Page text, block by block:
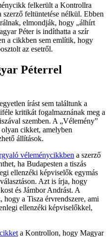
felkerült a Kontrollra
szerző feltüntetése nélkül. Ebben
elmondják, hogy „álhírt
Péter is indíthatta a szír
a cikkben sem említik, hogy
az esetről.
Péterrel
írást sem találtunk a
kritikát fogalmaznának meg a
szemben. A „Vélemény”
cikket, amelyben
állítások.
véleménycikkben a szerző
ha Budapesten a tiszás
ellenzéki képviselők egymás
Azt is írja, hogy
és Jámbor Andrást. A
hogy a Tisza érvrendszere, ami
ellenzéki képviselőkkel,
a Kontrollon, hogy Magyar